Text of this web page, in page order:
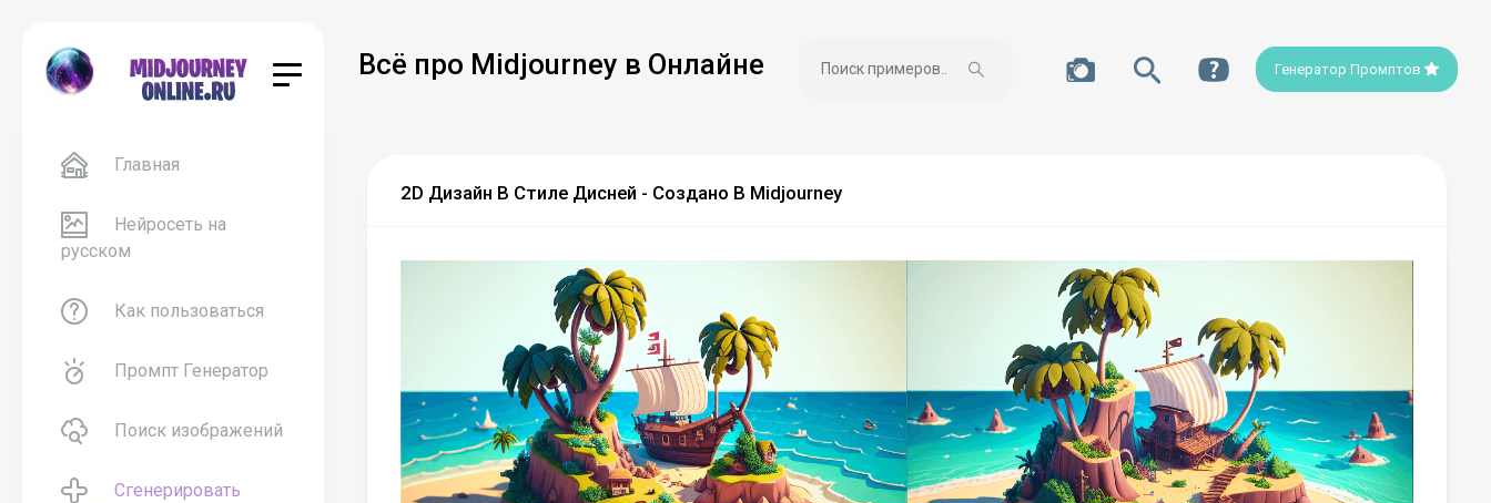
Всё про Midjourney в Онлайне Генератор Промптов
Главная
Нейросеть на
русском
Как пользоваться
Промпт Генератор
Поиск изображений
Сгенерировать
2D Дизайн В Стиле Дисней - Создано В Midjourney